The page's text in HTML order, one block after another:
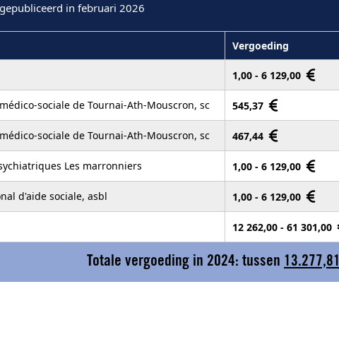
in februari 2026
Vergoeding
1,00 - 6 129,00
sociale de Tournai-Ath-Mouscron, sc 545,37
sociale de Tournai-Ath-Mouscron, sc 467,44
Les marronniers 1,00 - 6 129,00
d'aide sociale, asbl 1,00 - 6 129,00
12 262,00 - 61 301,00
Totale vergoeding in 2024: tussen 13.277,81